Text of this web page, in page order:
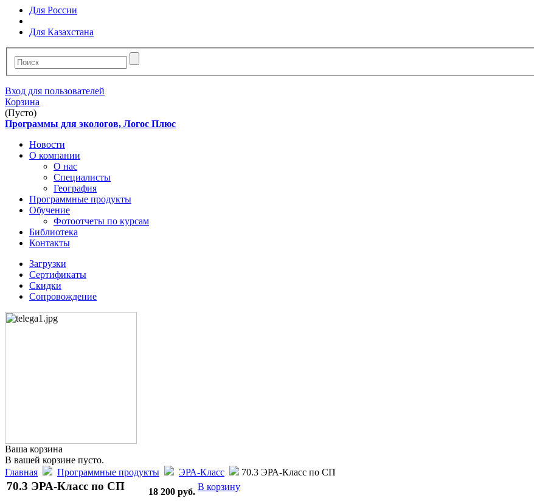
Для России
Для Казахстана
Вход для пользователей
Корзина
(Пусто)
Программы для экологов, Логос Плюс
Новости
О компании
О нас
Специалисты
География
Программные продукты
Обучение
Фотоотчеты по курсам
Библиотека
Контакты
Загрузки
Сертификаты
Скидки
Сопровождение
Ваша корзина
В вашей корзине пусто.
Главная
Программные продукты ЭРА-Класс 70.3 ЭРА-Класс по СП
70.3 ЭРА-Класс по СП 18 200 руб. В корзину